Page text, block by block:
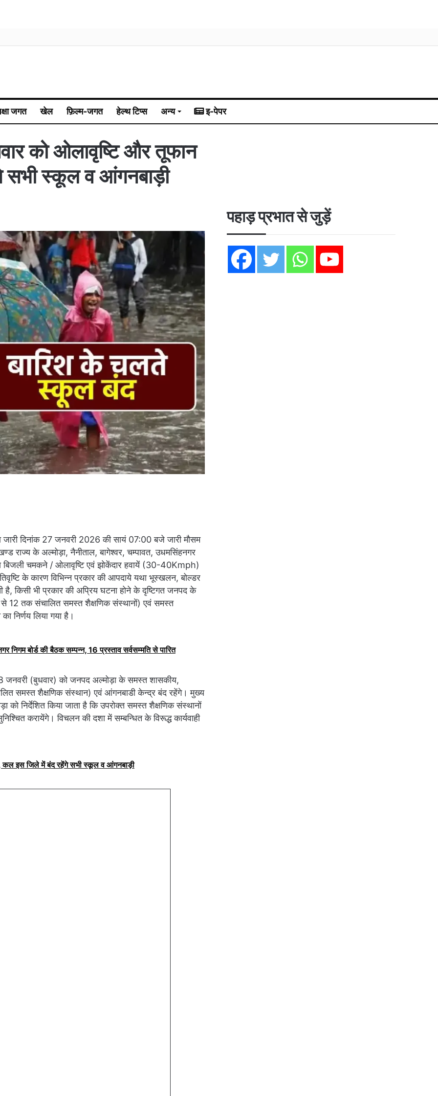
जगत खेल फ़िल्म-जगत हेल्थ टिप्स अन्य इ-पेपर
को ओलावृष्टि और तूफान
सभी स्कूल व आंगनबाड़ी
जारी दिनांक 27 जनवरी 2026 की सायं 07:00 बजे जारी मौसम
राज्य के अल्मोड़ा, नैनीताल, बागेश्वर, चम्पावत, उधमसिंहनगर
बिजली चमकने / ओलावृष्टि एवं झोकेंदार हवायें (30-40Kmph)
के कारण विभिन्न प्रकार की आपदाये यथा भूस्खलन, बोल्डर
किसी भी प्रकार की अप्रिय घटना होने के दृष्टिगत जनपद के
से 12 तक संचालित समस्त शैक्षणिक संस्थानों) एवं समस्त
निर्णय लिया गया है।
निगम बोर्ड की बैठक सम्पन्न, 16 प्रस्ताव सर्वसम्मति से पारित
जनवरी (बुधवार) को जनपद अल्मोड़ा के समस्त शासकीय,
समस्त शैक्षणिक संस्थान) एवं आंगनबाडी केन्द्र बंद रहेंगे। मुख्य
को निर्देशित किया जाता है कि उपरोक्त समस्त शैक्षणिक संस्थानों
करायेंगे। विचलन की दशा में सम्बन्धित के विरूद्ध कार्यवाही
कल इस जिले में बंद रहेंगे सभी स्कूल व आंगनबाड़ी
पहाड़ प्रभात से जुड़ें